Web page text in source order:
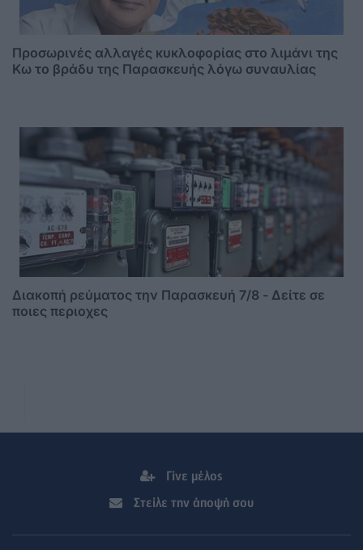
Προσωρινές αλλαγές κυκλοφορίας στο λιμάνι της
Κω το βράδυ της Παρασκευής λόγω συναυλίας
Διακοπή ρεύματος την Παρασκευή 7/8 - Δείτε σε
ποιες περιοχες
Γίνε μέλος
Στείλε την άποψή σου